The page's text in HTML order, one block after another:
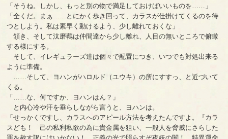
「そうね。しかし、もっと別の物で満足しておけばいいものを……」
「全くだ。まぁ……とにかく歩き回って、カラスが仕掛けてくるのを待
つとしよう。私は素早く動けるよう、少し離れておくな」
頷き、そして汰磨羈は仲間達から少し離れ、人目の無いところで俯瞰
する様にする。
そして、イレギュラーズ達は個々で配置につき、いつでも対処出来る
ように準備。
……そして、ヨハンがハロルド（ユウキ）の所にすすっ、と近づいて
くる。
「……な、何ですか、ヨハンはん？」
と内心冷や汗を垂らしながら言うと、ヨハンは。
「せっかくですし、カラスへのアピール方法を考えたんですよ。『カラ
スども！ 己の私利私欲の為に貴金属を狙い、一般人を脅威にさらした